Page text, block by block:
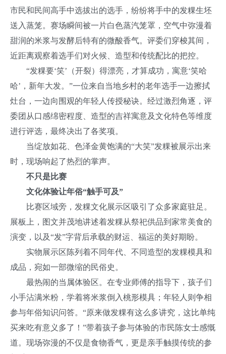
市民和民间高手中选拔出的选手，纷纷将手中的发粿生坯
送入蒸笼。赛场瞬间被一片白色蒸汽笼罩，空气中弥漫着
甜润的米浆与发酵后特有的微酸香气。评委们穿梭其间，
近距离观察着选手们对火候、造型和传统配比的把控。
“发粿要‘笑’（开裂）得漂亮，才算成功，寓意‘笑哈
哈’，新年大发。”一位来自当地乡村的老年选手一边擦拭
灶台，一边向围观的年轻人传授秘诀。经过激烈角逐，评
委团从口感绵密程度、造型的吉祥寓意及文化特色等维度
进行评选，最终决出了各奖项。
当绽放如花、色泽金黄饱满的“大笑”发粿被展示出来
时，现场响起了热烈的掌声。
不只是比赛
文化体验让年俗“触手可及”
比赛区域旁，发粿文化展示区吸引了众多家庭驻足。
展板上，图文并茂地讲述着发粿从祭祀供品到家常美食的
演变，以及“发”字背后承载的财运、福运的美好期盼。
实物展示区陈列着不同年代、不同造型的发粿模具和
成品，宛如一部微缩的民俗史。
最热闹的当属体验区。在专业师傅的指导下，孩子们
小手沾满米粉，学着将米浆倒入桃形模具；年轻人则争相
参与年俗知识问答。“原来做发粿有这么多讲究，这比单纯
买来吃有意义多了！”带着孩子参与体验的市民陈女士感慨
道。现场弥漫的不仅是食物香气，更是亲手触摸传统的参